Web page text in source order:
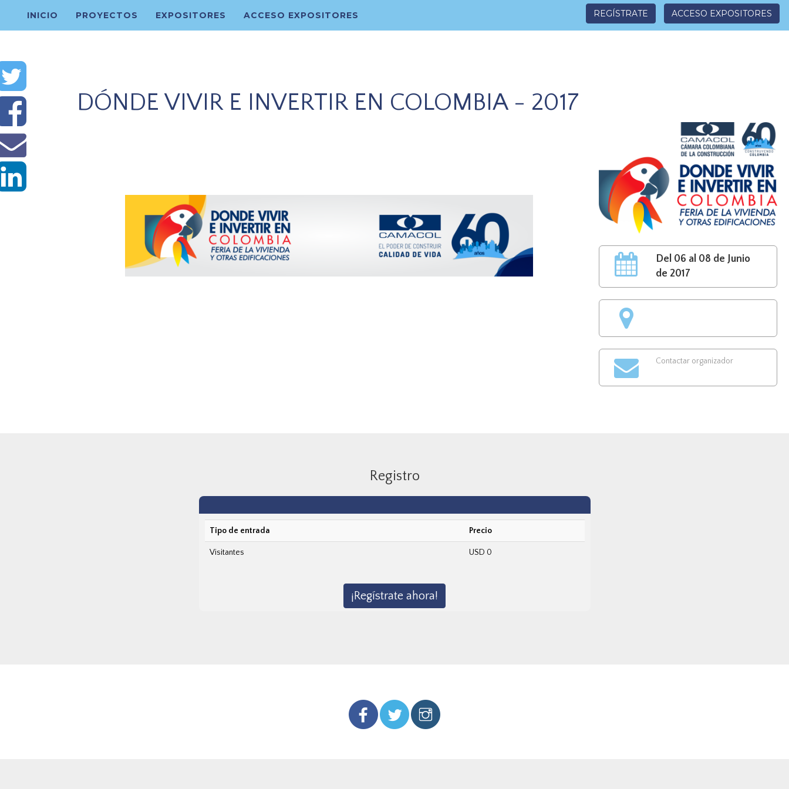
INICIO PROYECTOS EXPOSITORES ACCESO EXPOSITORES REGÍSTRATE ACCESO EXPOSITORES
DÓNDE VIVIR E INVERTIR EN COLOMBIA - 2017
Del 06 al 08 de Junio
de 2017
Contactar organizador
Registro
Tipo de entrada Precio
Visitantes USD 0
¡Regístrate ahora!